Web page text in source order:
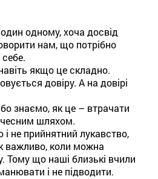
одному, хоча досвід
нам, що потрібно
якщо це складно.
довіру. А на довірі
знаємо, як це – втрачати
шляхом.
не прийнятний лукавство,
важливо, коли можна
Тому що наші близькі вчили
і не підводити.